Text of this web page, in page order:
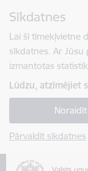
Sīkdatnes
Lai šī tīmekļvietne
sīkdatnes. Ar
izmantotas
Lūdzu, atzīmējiet
Noraidīt
Pārvaldīt sīkdatnes